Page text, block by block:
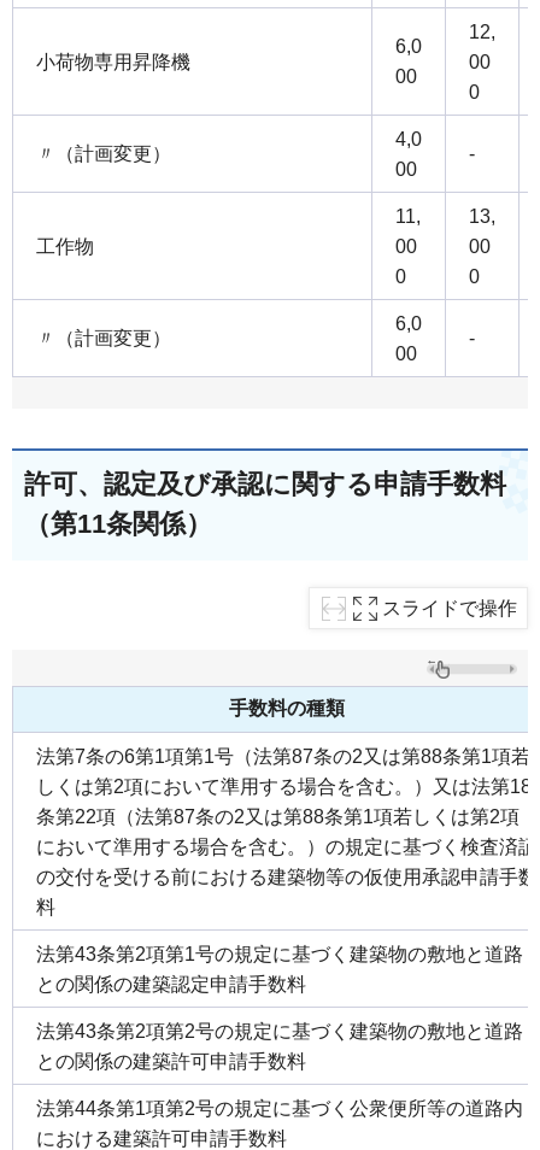
小荷物専用昇降機
6,0
00
12,
00
0
〃（計画変更）
4,0
00
-
工作物
11,
00
0
13,
00
0
〃（計画変更）
6,0
00
-
許可、認定及び承認に関する申請手数料
（第11条関係）
スライドで操作
手数料の種類
法第7条の6第1項第1号（法第87条の2又は第88条第1項若
しくは第2項において準用する場合を含む。）又は法第18
条第22項（法第87条の2又は第88条第1項若しくは第2項
において準用する場合を含む。）の規定に基づく検査済証
の交付を受ける前における建築物等の仮使用承認申請手数
料
法第43条第2項第1号の規定に基づく建築物の敷地と道路
との関係の建築認定申請手数料
法第43条第2項第2号の規定に基づく建築物の敷地と道路
との関係の建築許可申請手数料
法第44条第1項第2号の規定に基づく公衆便所等の道路内
における建築許可申請手数料